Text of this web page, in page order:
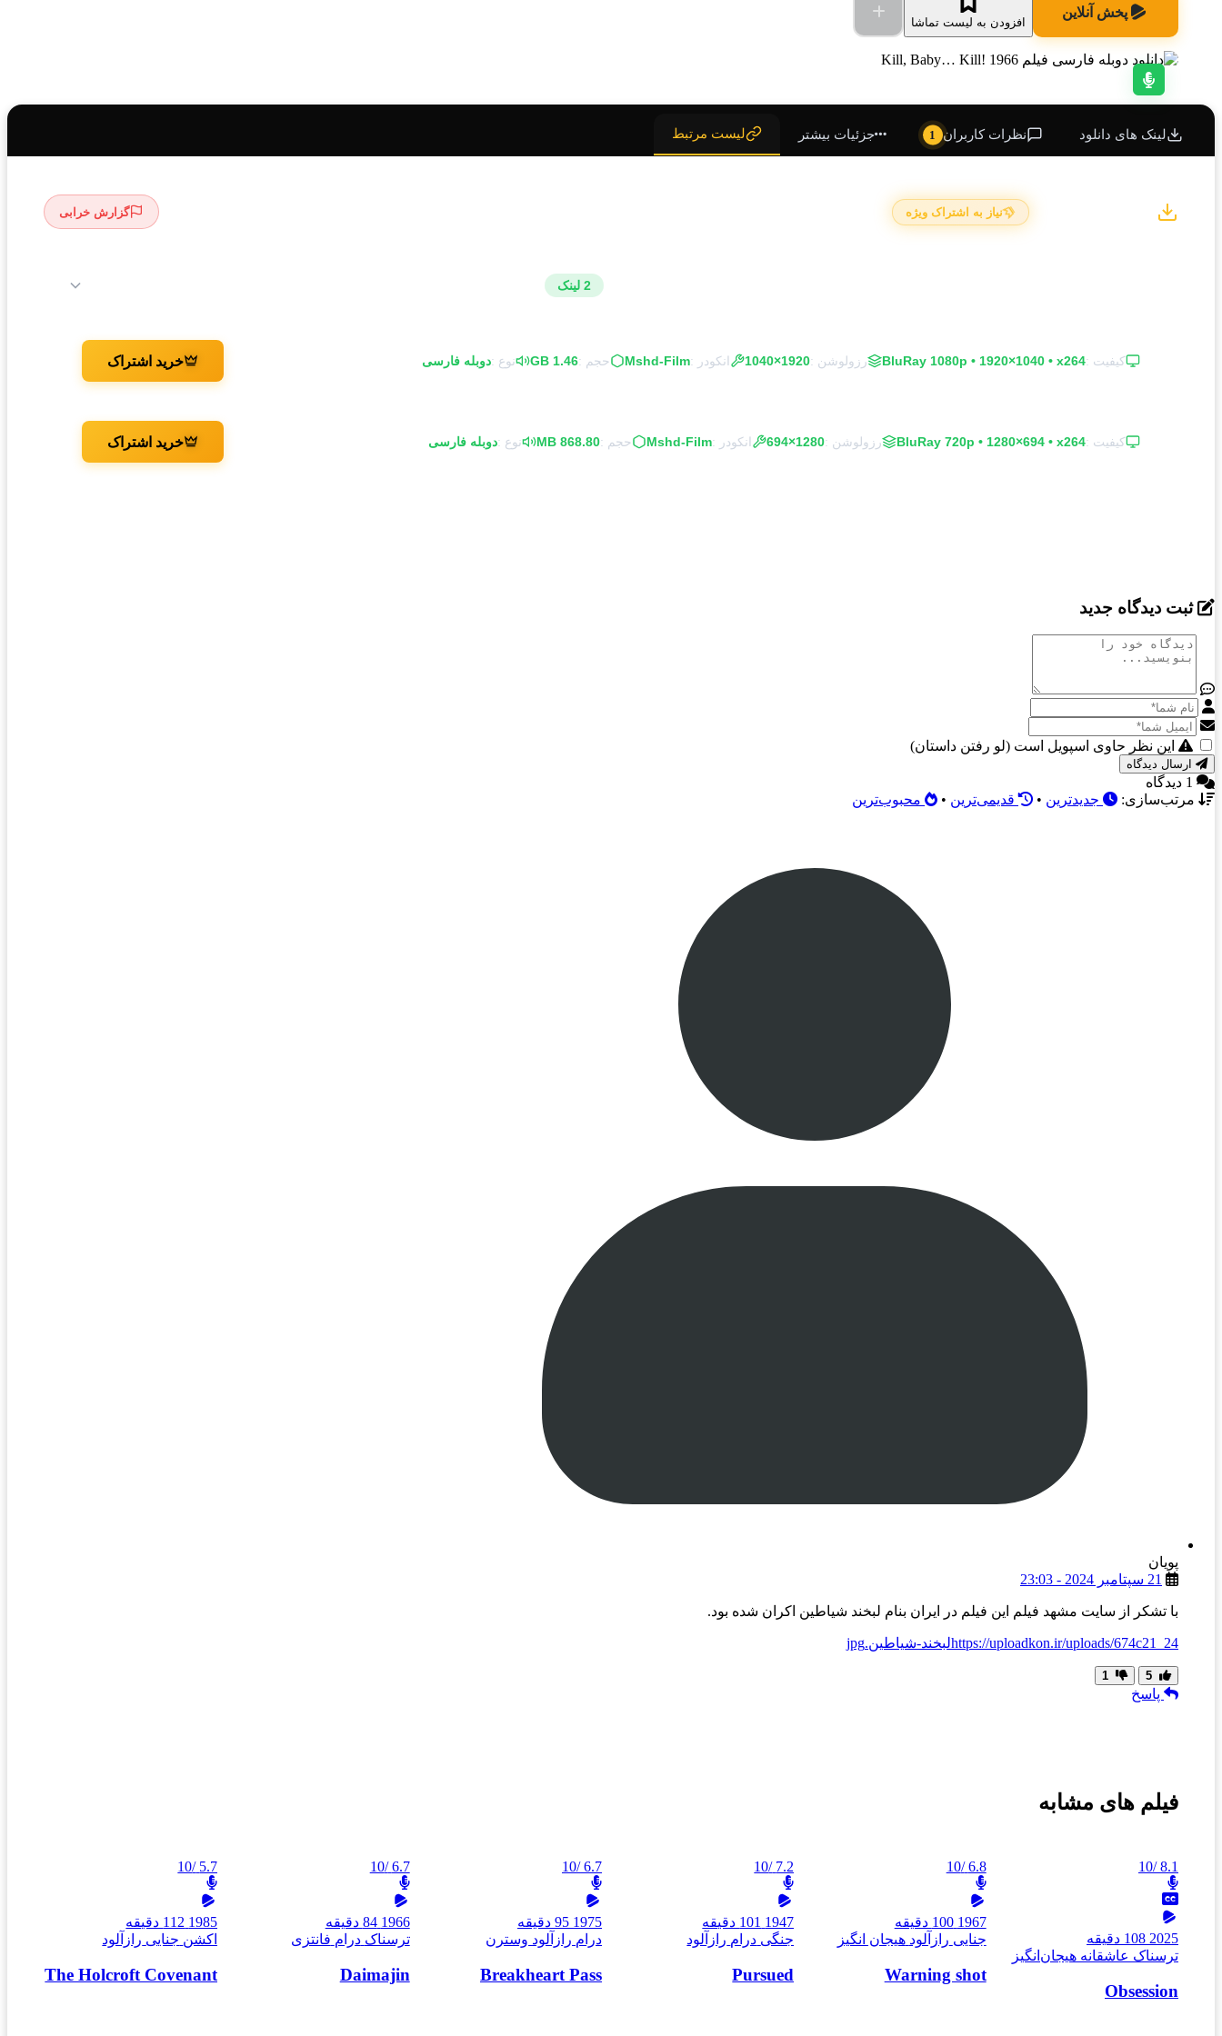
پخش آنلاین
افزودن به لیست تماشا
لینک های دانلود نظرات کاربران 1 جزئیات بیشتر لیست مرتبط
نیاز به اشتراک ویژه گزارش خرابی
2 لینک
کیفیت :BluRay 1080p • 1920×1040 • x264 رزولوشن :1920×1040 انکودر :Mshd-Film حجم :1.46 GB نوع :دوبله فارسی خرید اشتراک
کیفیت :BluRay 720p • 1280×694 • x264 رزولوشن :1280×694 انکودر :Mshd-Film حجم :868.80 MB نوع :دوبله فارسی خرید اشتراک
ثبت دیدگاه جدید
این نظر حاوی اسپویل است (لو رفتن داستان)
1 دیدگاه
مرتب‌سازی:
جدیدترین • قدیمی‌ترین • محبوب‌ترین
پویان
21 سپتامبر 2024 - 23:03
با تشکر از سایت مشهد فیلم این فیلم در ایران بنام لبخند شیاطین اکران شده بود.
https://uploadkon.ir/uploads/674c21_24لبخند-شیاطین.jpg
5
1
پاسخ
فیلم های مشابه
8.1
/10
2025 108 دقیقه
ترسناک عاشقانه هیجان‌انگیز
Obsession
6.8
/10
1967 100 دقیقه
جنایی رازآلود هیجان انگیز
Warning shot
7.2
/10
1947 101 دقیقه
جنگی درام رازآلود
Pursued
6.7
/10
1975 95 دقیقه
درام رازآلود وسترن
Breakheart Pass
6.7
/10
1966 84 دقیقه
ترسناک درام فانتزی
Daimajin
5.7
/10
1985 112 دقیقه
اکشن جنایی رازآلود
The Holcroft Covenant